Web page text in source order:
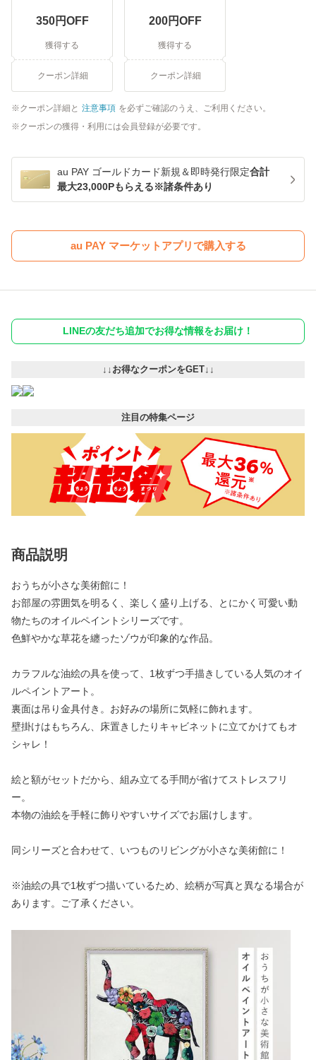
350円OFF
獲得する
クーポン詳細
200円OFF
獲得する
クーポン詳細
クーポン詳細と 注意事項 を必ずご確認のうえ、ご利用ください。
クーポンの獲得・利用には会員登録が必要です。
au PAY ゴールドカード新規＆即時発行限定合計
最大23,000Pもらえる※諸条件あり
au PAY マーケットアプリで購入する
LINEの友だち追加でお得な情報をお届け！
↓↓お得なクーポンをGET↓↓
注目の特集ページ
商品説明
おうちが小さな美術館に！
お部屋の雰囲気を明るく、楽しく盛り上げる、とにかく可愛い動
物たちのオイルペイントシリーズです。
色鮮やかな草花を纏ったゾウが印象的な作品。
カラフルな油絵の具を使って、1枚ずつ手描きしている人気のオイ
ルペイントアート。
裏面は吊り金具付き。お好みの場所に気軽に飾れます。
壁掛けはもちろん、床置きしたりキャビネットに立てかけてもオ
シャレ！
絵と額がセットだから、組み立てる手間が省けてストレスフリ
ー。
本物の油絵を手軽に飾りやすいサイズでお届けします。
同シリーズと合わせて、いつものリビングが小さな美術館に！
※油絵の具で1枚ずつ描いているため、絵柄が写真と異なる場合が
あります。ご了承ください。